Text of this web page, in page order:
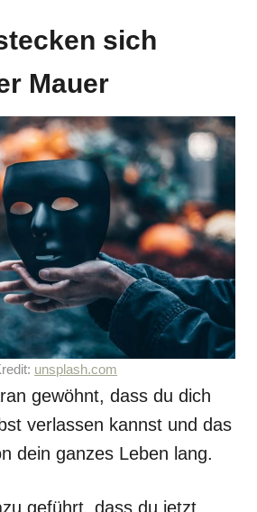
sich
Mauer
unsplash.com
gewöhnt, dass du dich
verlassen kannst und das
dein ganzes Leben lang.
geführt, dass du jetzt